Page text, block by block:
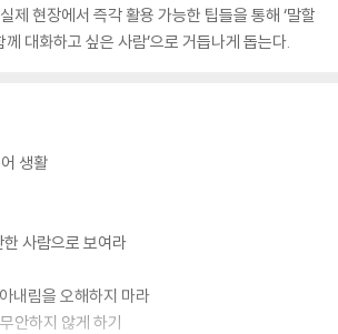
제 현장에서 즉각 활용 가능한 팁들을 통해 ‘말할
께 대화하고 싶은 사람’으로 거듭나게 돕는다.
생활
사람으로 보여라
내림을 오해하지 마라
안하지 않게 하기